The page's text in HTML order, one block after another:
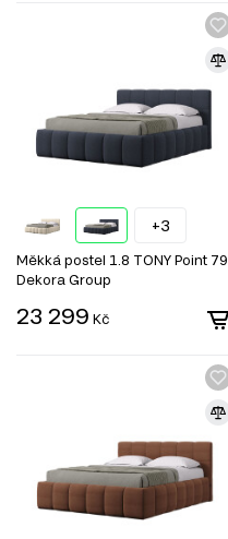
+3
Měkká postel 1.8 TONY Point 79
Dekora Group
23 299 Kč